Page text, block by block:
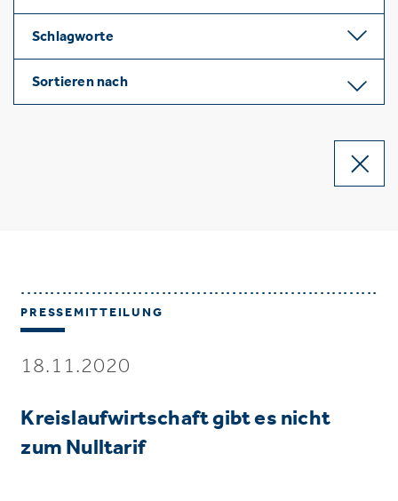
Schlagworte
Sortieren nach
PRESSEMITTEILUNG
18.11.2020
Kreislaufwirtschaft gibt es nicht
zum Nulltarif